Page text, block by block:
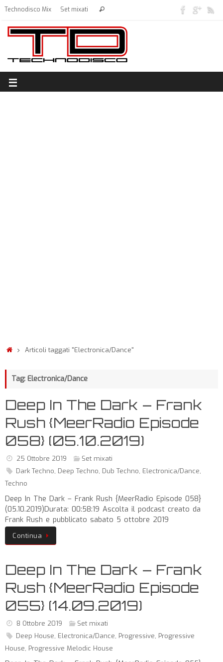
Technodisco Mix Set mixati
Articoli taggati "Electronica/Dance"
Tag: Electronica/Dance
Deep In The Dark – Frank
Rush {MeerRadio Episode
058} (05.10.2019)
25 Ottobre 2019
Set mixati
Dark Techno, Deep Techno, Dub Techno, Electronica/Dance,
Techno
Deep In The Dark – Frank Rush {MeerRadio Episode 058}
(05.10.2019)Durata: 00:58:19 Ascolta il podcast creato da
Frank Rush e pubblicato sabato 5 ottobre 2019
Continua
Deep In The Dark – Frank
Rush {MeerRadio Episode
055} (14.09.2019)
8 Ottobre 2019
Set mixati
Deep House, Electronica/Dance, Progressive, Progressive
House, Progressive Melodic House